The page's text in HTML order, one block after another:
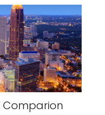
Comparion